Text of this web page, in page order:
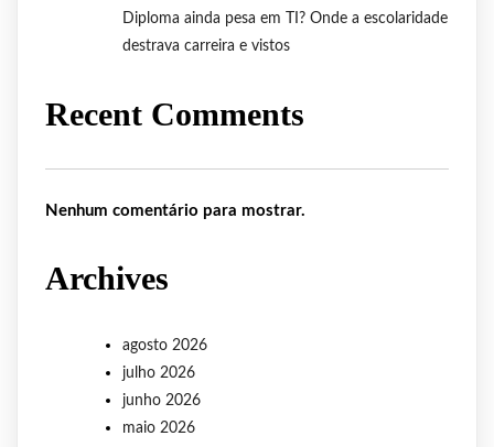
Diploma ainda pesa em TI? Onde a escolaridade
destrava carreira e vistos
Recent Comments
Nenhum comentário para mostrar.
Archives
agosto 2026
julho 2026
junho 2026
maio 2026